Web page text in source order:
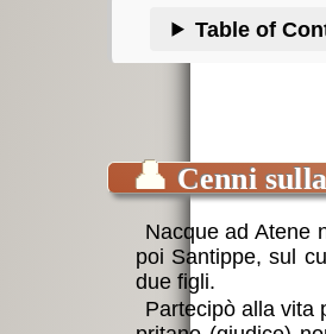
Table of
👤 Cenni
Nacque ad Atene
poi Santippe, sul
due figli.
Partecipò alla vita